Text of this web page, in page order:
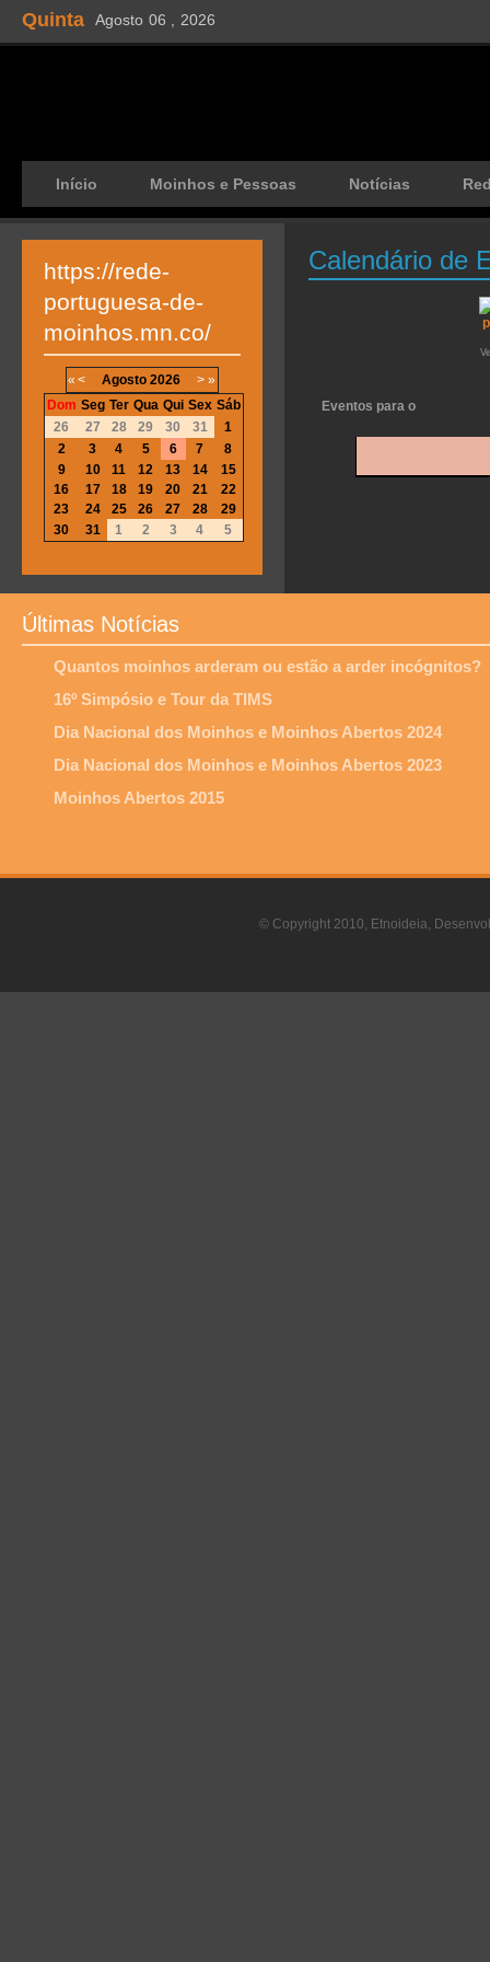
Quinta Agosto 06 , 2026
Início Moinhos e Pessoas Notícias
Calendário de
Eventos para o
https://rede-
portuguesa-de-
moinhos.mn.co/
« < Agosto 2026 > »
Dom Seg Ter Qua Qui Sex Sáb
26
27 28 29 30 31
1
2
3 4 5 6 7
8
9
10 11 12 13 14
15
16
17 18 19 20 21
22
23
24 25 26 27 28
29
30
31 1 2 3 4 5
Últimas Notícias
Quantos moinhos arderam ou estão a arder incógnitos?
16º Simpósio e Tour da TIMS
Dia Nacional dos Moinhos e Moinhos Abertos 2024
Dia Nacional dos Moinhos e Moinhos Abertos 2023
Moinhos Abertos 2015
© Copyright 2010, Etnoideia,